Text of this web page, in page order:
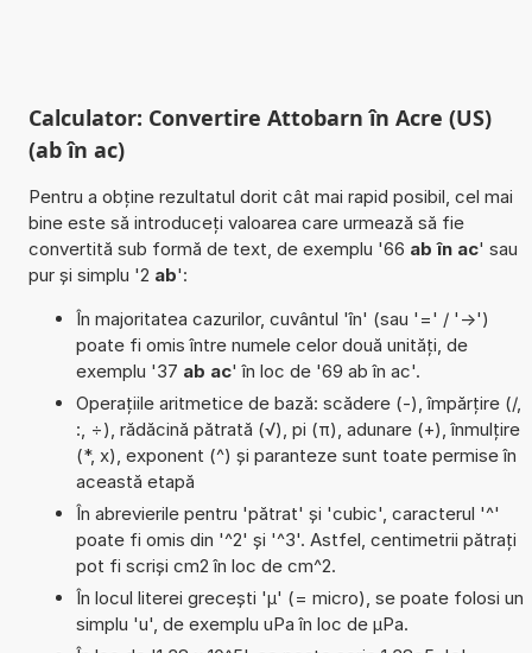
Calculator: Convertire Attobarn în Acre (US)
(ab în ac)
Pentru a obține rezultatul dorit cât mai rapid posibil, cel mai
bine este să introduceți valoarea care urmează să fie
convertită sub formă de text, de exemplu '66 ab în ac' sau
pur și simplu '2 ab':
În majoritatea cazurilor, cuvântul 'în' (sau '=' / '->')
poate fi omis între numele celor două unități, de
exemplu '37 ab ac' în loc de '69 ab în ac'.
Operațiile aritmetice de bază: scădere (-), împărțire (/,
:, ÷), rădăcină pătrată (√), pi (π), adunare (+), înmulțire
(*, x), exponent (^) și paranteze sunt toate permise în
această etapă
În abrevierile pentru 'pătrat' și 'cubic', caracterul '^'
poate fi omis din '^2' și '^3'. Astfel, centimetrii pătrați
pot fi scriși cm2 în loc de cm^2.
În locul literei grecești 'µ' (= micro), se poate folosi un
simplu 'u', de exemplu uPa în loc de µPa.